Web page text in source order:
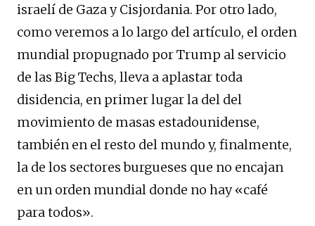
israelí de Gaza y Cisjordania. Por otro lado,
como veremos a lo largo del artículo, el orden
mundial propugnado por Trump al servicio
de las Big Techs, lleva a aplastar toda
disidencia, en primer lugar la del del
movimiento de masas estadounidense,
también en el resto del mundo y, finalmente,
la de los sectores burgueses que no encajan
en un orden mundial donde no hay «café
para todos».